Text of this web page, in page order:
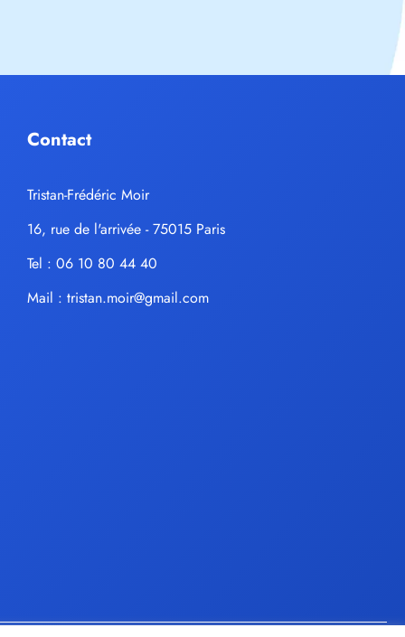
Contact
Tristan-Frédéric Moir
16, rue de l'arrivée - 75015 Paris
Tel : 06 10 80 44 40
Mail :tristan.moir@gmail.com